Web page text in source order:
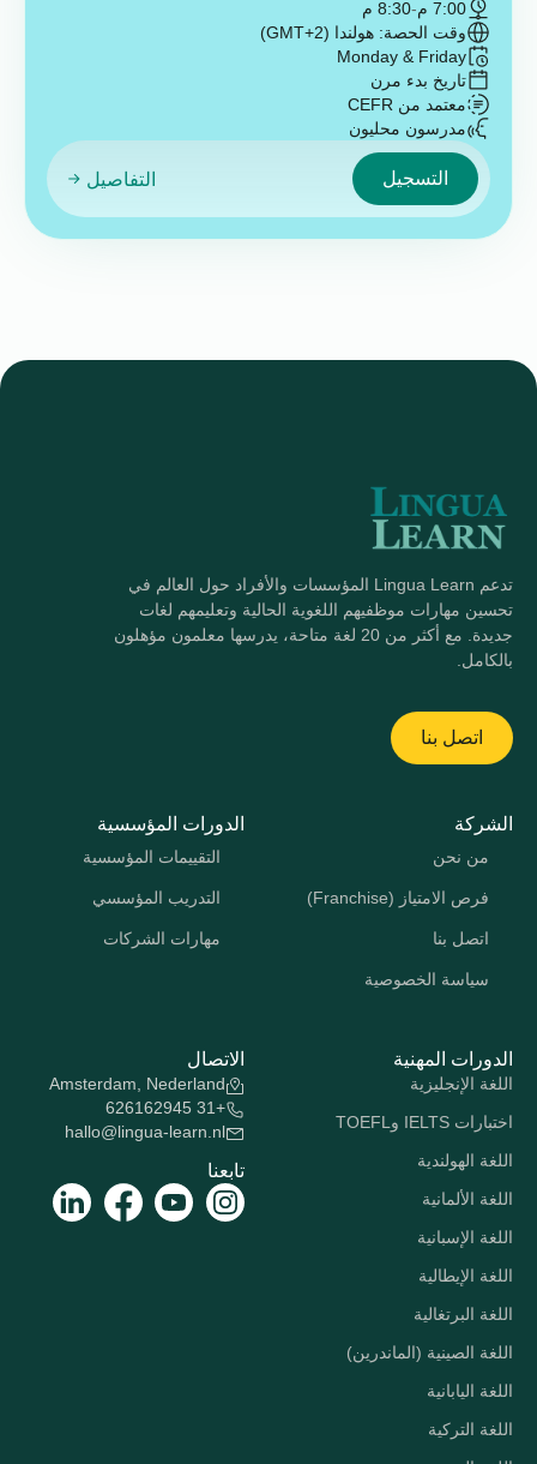
7:00 م -8:30 م
وقت الحصة: هولندا (GMT+2)
Monday & Friday
تاريخ بدء مرن
معتمد من CEFR
مدرسون محليون
التسجيل التفاصيل
تدعم Lingua Learn المؤسسات والأفراد حول العالم في
تحسين مهارات موظفيهم اللغوية الحالية وتعليمهم لغات
جديدة. مع أكثر من 20 لغة متاحة، يدرسها معلمون مؤهلون
بالكامل.
اتصل بنا
الشركة
من نحن
فرص الامتياز (Franchise)
اتصل بنا
سياسة الخصوصية
الدورات المؤسسية
التقييمات المؤسسية
التدريب المؤسسي
مهارات الشركات
الدورات المهنية
اللغة الإنجليزية
اختبارات IELTS وTOEFL
اللغة الهولندية
اللغة الألمانية
اللغة الإسبانية
اللغة الإيطالية
اللغة البرتغالية
اللغة الصينية (الماندرين)
اللغة اليابانية
اللغة التركية
الاتصال
Amsterdam, Nederland
+31 626162945
hallo@lingua-learn.nl
تابعنا